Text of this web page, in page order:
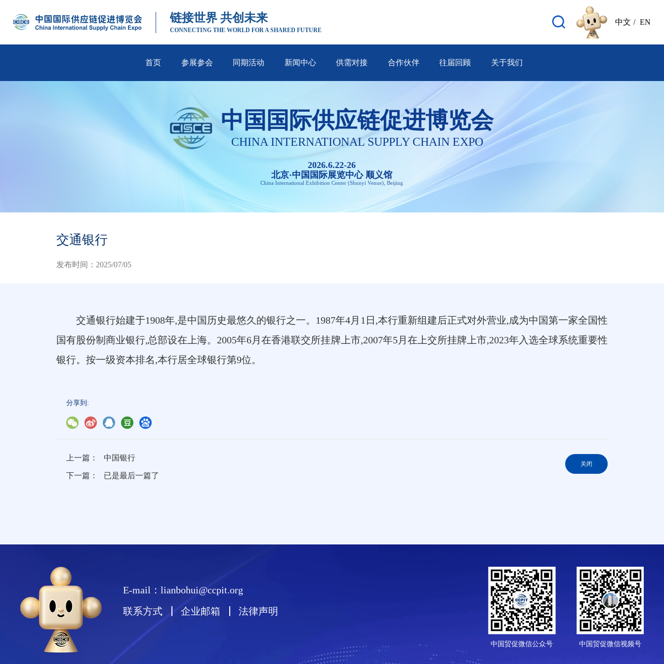
链接世界 共创未来
CONNECTING THE WORLD FOR A SHARED FUTURE
中文 / EN
首页 参展参会 同期活动 新闻中心 供需对接 合作伙伴 往届回顾 关于我们
中国国际供应链促进博览会
CHINA INTERNATIONAL SUPPLY CHAIN EXPO
2026.6.22-26
北京·中国国际展览中心 顺义馆
China International Exhibition Center (Shunyi Venue), Beijing
交通银行
发布时间：2025/07/05
交通银行始建于1908年,是中国历史最悠久的银行之一。1987年4月1日,本行重新组建后正式对外营业,成为中国第一家全国性
国有股份制商业银行,总部设在上海。2005年6月在香港联交所挂牌上市,2007年5月在上交所挂牌上市,2023年入选全球系统重要性
银行。按一级资本排名,本行居全球银行第9位。
分享到:
上一篇： 中国银行
下一篇： 已是最后一篇了
关闭
E-mail：lianbohui@ccpit.org
联系方式
企业邮箱 法律声明
中国贸促微信公众号 中国贸促微信视频号